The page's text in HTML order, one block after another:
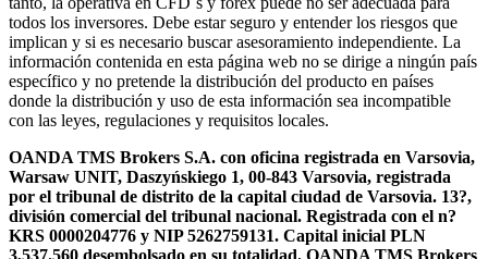
todos los inversores. Debe estar seguro y entender los riesgos que
implican y si es necesario buscar asesoramiento independiente. La
información contenida en esta página web no se dirige a ningún país
específico y no pretende la distribución del producto en países
donde la distribución y uso de esta información sea incompatible
con las leyes, regulaciones y requisitos locales.
OANDA TMS Brokers S.A. con oficina registrada en Varsovia,
Warsaw UNIT, Daszyńskiego 1, 00-843 Varsovia, registrada
por el tribunal de distrito de la capital ciudad de Varsovia. 13?,
división comercial del tribunal nacional. Registrada con el n?
KRS 0000204776 y NIP 5262759131. Capital inicial PLN